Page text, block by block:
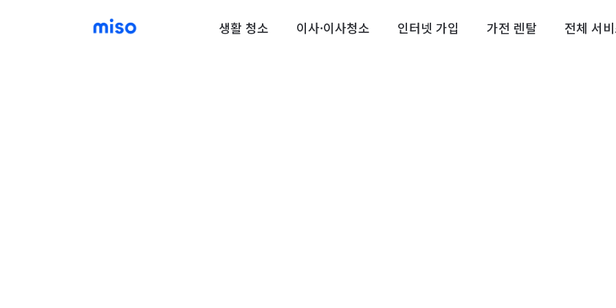
생활 청소 이사·이사청소 인터넷 가입 가전 렌탈 전체 서